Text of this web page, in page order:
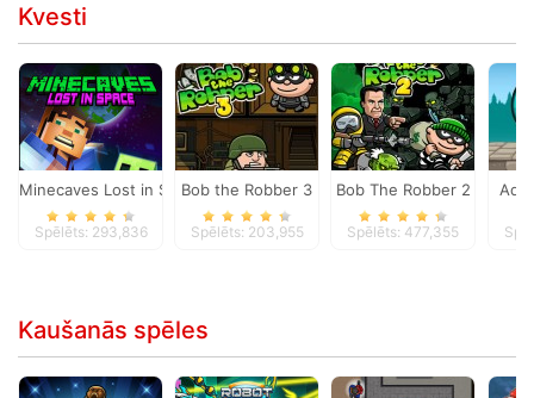
Kvesti
Minecaves Lost in Space
Spēlēts: 293,836
Bob the Robber 3
Spēlēts: 203,955
Bob The Robber 2
Spēlēts: 477,355
Kaušanās spēles